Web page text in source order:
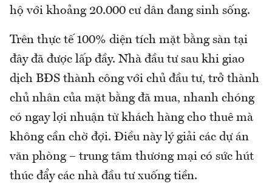
hộ với khoảng 20.000 cư dân đang sinh sống.
Trên thực tế 100% diện tích mặt bằng sàn tại
đây đã được lấp đầy. Nhà đầu tư sau khi giao
dịch BĐS thành công với chủ đầu tư, trở thành
chủ nhân của mặt bằng đã mua, nhanh chóng
có ngay lợi nhuận từ khách hàng cho thuê mà
không cần chờ đợi. Điều này lý giải các dự án
văn phòng – trung tâm thương mại có sức hút
thúc đẩy các nhà đầu tư xuống tiền.